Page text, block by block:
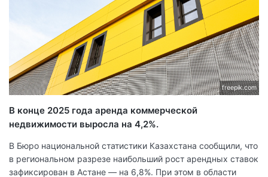
freepik.com
В конце 2025 года аренда коммерческой
недвижимости выросла на 4,2%.
В Бюро национальной статистики Казахстана сообщили, что
в региональном разрезе наибольший рост арендных ставок
зафиксирован в Астане — на 6,8%. При этом в области